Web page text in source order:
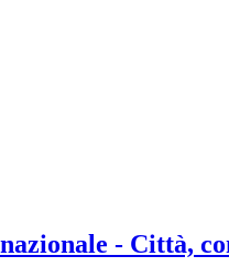
- Città,